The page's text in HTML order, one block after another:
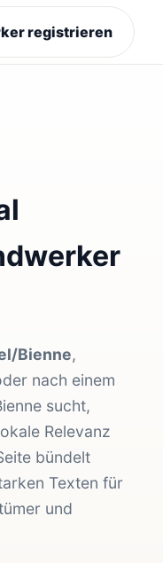
registrieren
Bienne,
nach einem
sucht,
Relevanz
bündelt
Texten für
und